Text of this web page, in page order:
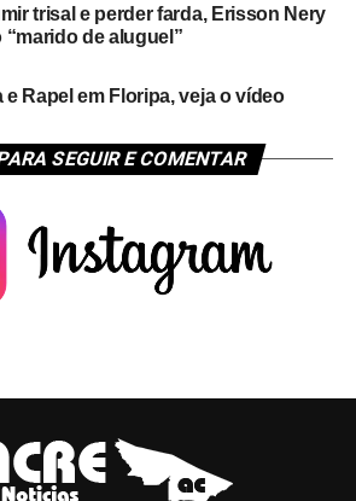
trisal e perder farda, Erisson Nery
de aluguel”
Rapel em Floripa, veja o vídeo
SEGUIR E COMENTAR